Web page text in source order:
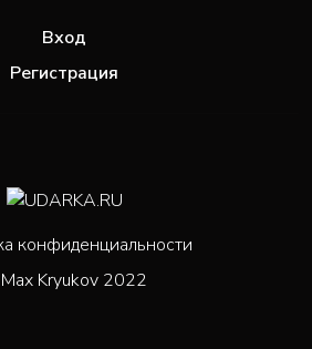
Вход
Регистрация
конфиденциальности
Kryukov 2022